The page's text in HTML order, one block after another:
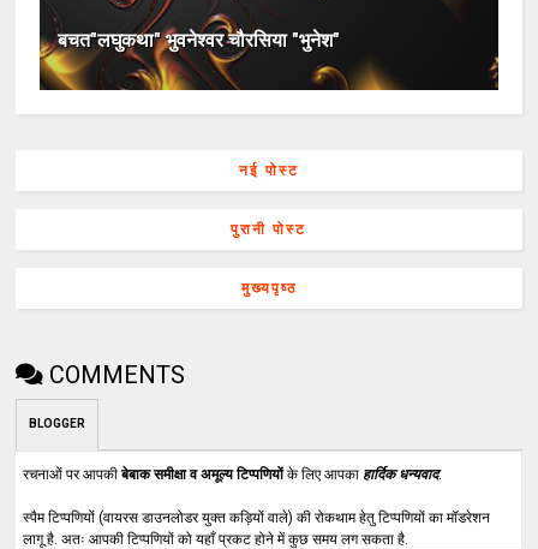
बचत"लघुकथा" भुवनेश्वर चौरसिया "भुनेश"
नई पोस्ट
पुरानी पोस्ट
मुख्यपृष्ठ
COMMENTS
BLOGGER
रचनाओं पर आपकीबेबाक समीक्षा व अमूल्य टिप्पणियोंके लिए आपका हार्दिक धन्यवाद.
स्पैम टिप्पणियों (वायरस डाउनलोडर युक्त कड़ियों वाले) की रोकथाम हेतु टिप्पणियों का मॉडरेशन
लागू है. अतः आपकी टिप्पणियों को यहाँ प्रकट होने में कुछ समय लग सकता है.